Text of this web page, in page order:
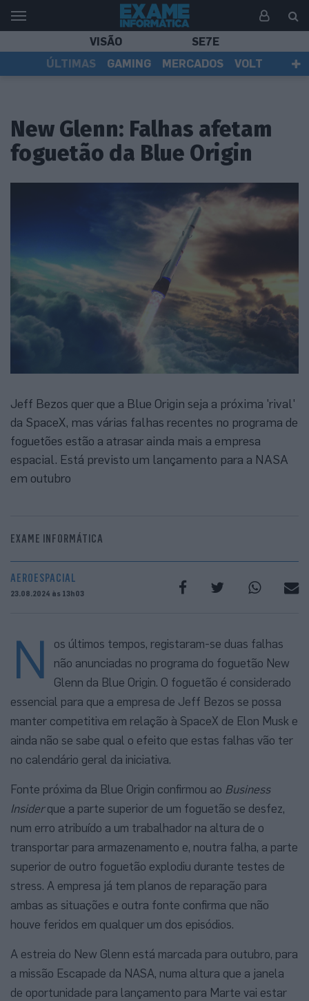
VISÃO
SE7E
ÚLTIMAS
GAMING MERCADOS
VOLT
New Glenn: Falhas afetam
foguetão da Blue Origin
Jeff Bezos quer que a Blue Origin seja a próxima 'rival'
da SpaceX, mas várias falhas recentes no programa de
foguetões estão a atrasar ainda mais a empresa
espacial. Está previsto um lançamento para a NASA
em outubro
EXAME INFORMÁTICA
AEROESPACIAL
23.08.2024 às 13h03
N
os últimos tempos, registaram-se duas falhas
não anunciadas no programa do foguetão New
Glenn da Blue Origin. O foguetão é considerado
essencial para que a empresa de Jeff Bezos se possa
manter competitiva em relação à SpaceX de Elon Musk e
ainda não se sabe qual o efeito que estas falhas vão ter
no calendário geral da iniciativa.
Fonte próxima da Blue Origin confirmou ao Business
Insiderque a parte superior de um foguetão se desfez,
num erro atribuído a um trabalhador na altura de o
transportar para armazenamento e, noutra falha, a parte
superior de outro foguetão explodiu durante testes de
stress. A empresa já tem planos de reparação para
ambas as situações e outra fonte confirma que não
houve feridos em qualquer um dos episódios.
A estreia do New Glenn está marcada para outubro, para
a missão Escapade da NASA, numa altura que a janela
de oportunidade para lançamento para Marte vai estar